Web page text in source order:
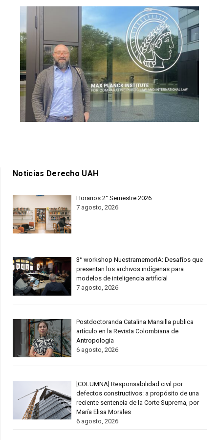
Noticias Derecho UAH
Horarios 2° Semestre 2026
7 agosto, 2026
3° workshop NuestramemorIA: Desafíos que
presentan los archivos indígenas para
modelos de inteligencia artificial
7 agosto, 2026
Postdoctoranda Catalina Mansilla publica
artículo en la Revista Colombiana de
Antropología
6 agosto, 2026
[COLUMNA] Responsabilidad civil por
defectos constructivos: a propósito de una
reciente sentencia de la Corte Suprema, por
María Elisa Morales
6 agosto, 2026